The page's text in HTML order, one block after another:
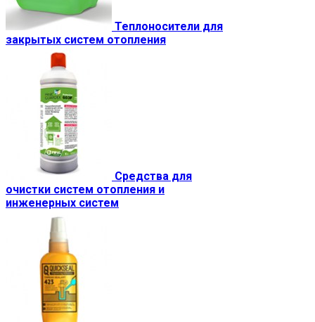
Теплоносители для
закрытых систем отопления
Средства для
очистки систем отопления и
инженерных систем